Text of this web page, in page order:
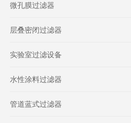
微孔膜过滤器
层叠密闭过滤器
实验室过滤设备
水性涂料过滤器
管道蓝式过滤器